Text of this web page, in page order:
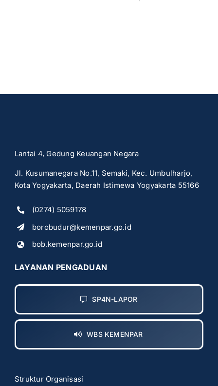
Lantai 4, Gedung Keuangan Negara
Jl. Kusumanegara No.11, Semaki, Kec. Umbulharjo,
Kota Yogyakarta, Daerah Istimewa Yogyakarta 55166
(0274) 5059178
borobudur@kemenpar.go.id
bob.kemenpar.go.id
LAYANAN PENGADUAN
SP4N-LAPOR
WBS KEMENPAR
Struktur Organisasi